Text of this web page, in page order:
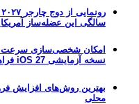
سالگی این عضله‌ساز
امکان شخصی‌سازی سرعت
نسخه آزمایشی iOS 27 فراهم شد
بهترین روش‌های افزایش
محلی